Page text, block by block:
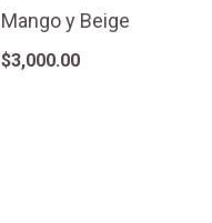
Mango y Beige
$3,000.00